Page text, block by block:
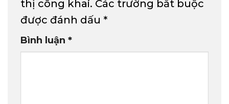
thị công khai. Các trường bắt buộc
được đánh dấu *
Bình luận *